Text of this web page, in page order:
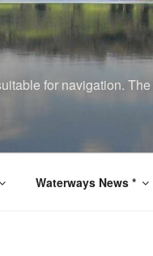
for navigation.
Waterways News *